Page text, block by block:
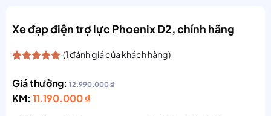
Xe đạp điện trợ lực Phoenix D2, chính hãng
dựa trên
đánh giá
(1đánh giá của khách hàng)
Giá thường:12.990.000₫
KM: 11.190.000₫